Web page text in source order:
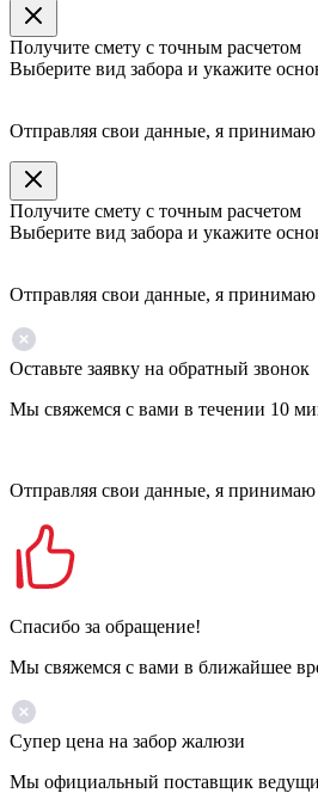
Получите смету с точным расчетом
Выберите вид забора и укажите
Отправляя свои данные, я принимаю
Получите смету с точным расчетом
Выберите вид забора и укажите
Отправляя свои данные, я принимаю
Оставьте заявку на обратный звонок
Мы свяжемся с вами в течении 10
Отправляя свои данные, я принимаю
Спасибо за обращение!
Мы свяжемся с вами в ближайшее
Супер цена на забор жалюзи
Мы официальный поставщик ведущих